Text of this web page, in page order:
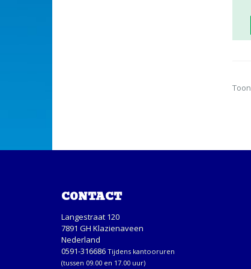
Toon
CONTACT
Langestraat 120
7891 GH Klazienaveen
Nederland
0591-316686 Tijdens kantooruren
(tussen 09.00 en 17.00 uur)